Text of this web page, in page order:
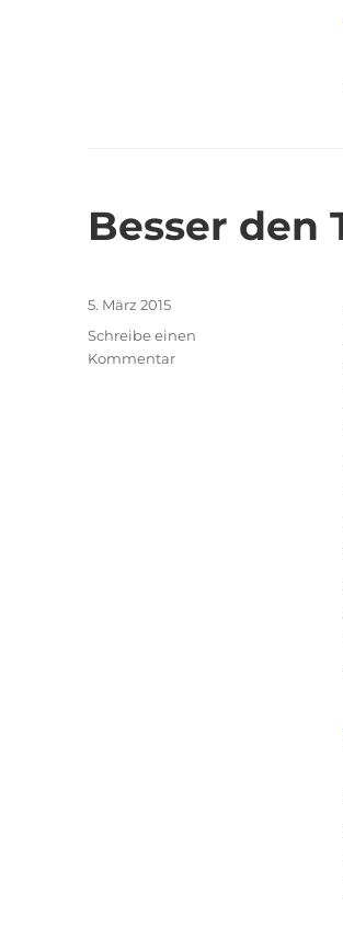
Besser den
Veröffentlicht
am
5. März 2015
Schreibe einen
Kommentarzu